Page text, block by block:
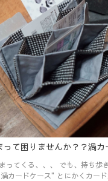
て困りませんか？？渦カ
ってくる、、、 でも、持ち歩
くカードがたくさん入ります⇩